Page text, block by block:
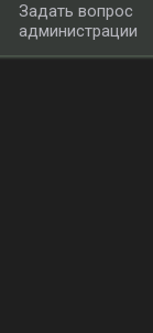
Задать вопрос
администрации